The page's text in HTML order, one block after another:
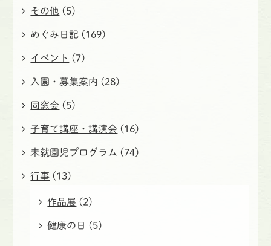
その他 (5)
めぐみ日記 (169)
イベント (7)
入園・募集案内 (28)
同窓会 (5)
子育て講座・講演会 (16)
未就園児プログラム (74)
行事 (13)
作品展 (2)
健康の日 (5)